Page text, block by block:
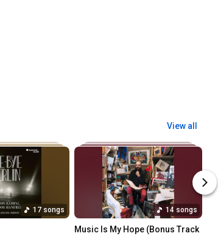
View all
17 songs 14 songs
Music Is My Hope (Bonus Track